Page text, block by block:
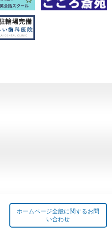
ホームページ全般に関するお問
い合わせ